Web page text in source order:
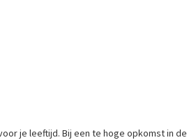
je leeftijd. Bij een te hoge opkomst in de